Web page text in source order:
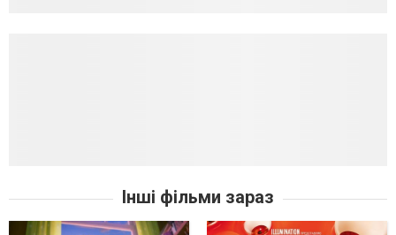
Інші фільми зараз